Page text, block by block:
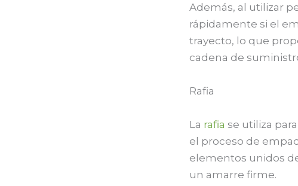
Además, al utilizar
rápidamente si el
trayecto, lo que
cadena de
Rafia
La rafia se utiliza
el proceso de
elementos unidos
un amarre firme.